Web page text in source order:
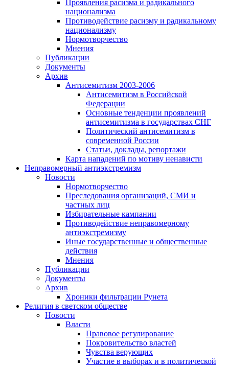
Проявления расизма и радикального
национализма
Противодействие расизму и радикальному
национализму
Нормотворчество
Мнения
Публикации
Документы
Архив
Антисемитизм 2003-2006
Антисемитизм в Российской
Федерации
Основные тенденции проявлений
антисемитизма в государствах СНГ
Политический антисемитизм в
современной России
Статьи, доклады, репортажи
Карта нападений по мотиву ненависти
Неправомерный антиэкстремизм
Новости
Нормотворчество
Преследования организаций, СМИ и
частных лиц
Избирательные кампании
Противодействие неправомерному
антиэкстремизму
Иные государственные и общественные
действия
Мнения
Публикации
Документы
Архив
Хроники фильтрации Рунета
Религия в светском обществе
Новости
Власти
Правовое регулирование
Покровительство властей
Чувства верующих
Участие в выборах и в политической